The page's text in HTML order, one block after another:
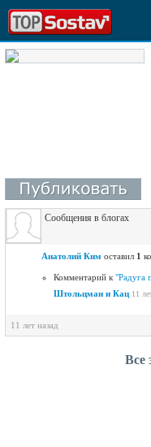
Сообщения в блогах
Анатолий Ким оставил 1
Комментарий к "Радуга
Штольцман и Кац 11
11 лет назад
Все